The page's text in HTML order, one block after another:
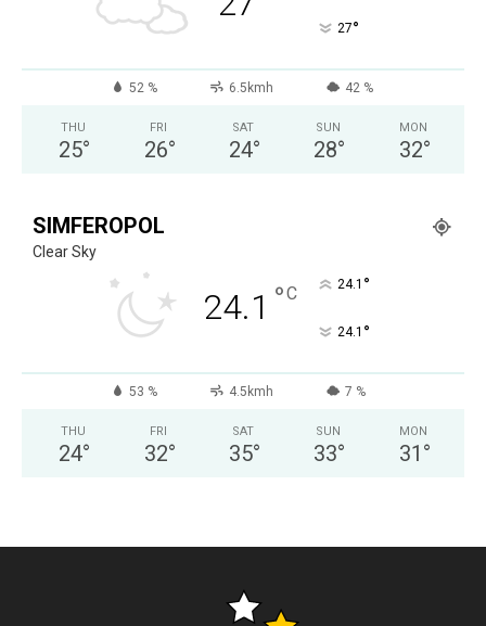
27°
52 % 6.5kmh 42 %
THU
25°
FRI
26°
SAT
24°
SUN
28°
MON
32°
SIMFEROPOL
Clear Sky
24.1 °C 24.1 °
24.1 °
53 % 4.5kmh 7 %
THU
24°
FRI
32°
SAT
35°
SUN
33°
MON
31 °